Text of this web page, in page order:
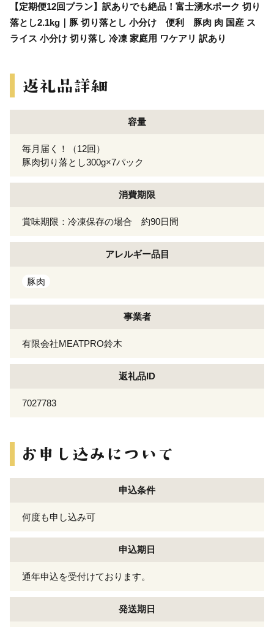
【定期便12回プラン】訳ありでも絶品！富士湧水ポーク 切り
落とし2.1kg｜豚 切り落とし 小分け 便利 豚肉 肉 国産 ス
ライス 小分け 切り落し 冷凍 家庭用 ワケアリ 訳あり
容量
毎月届く！（12回）
豚肉切り落とし300g×7パック
消費期限
賞味期限：冷凍保存の場合 約90日間
アレルギー品目
豚肉
事業者
有限会社MEATPRO鈴木
返礼品ID
7027783
申込条件
何度も申し込み可
申込期日
通年申込を受付けております。
発送期日